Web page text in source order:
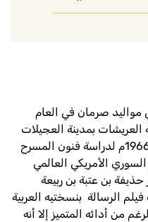
مواليد صرمان في العام
العريشات بمدينة العجيلات
حصل على بعثة دراسية وسافر عام 1966م لدراسة فنون المسرح
المخرج السوري الأمريكي العالمي
بن عتبة بن ربيعة
الرسالة بنسختيه العربية
من أدائه المتميز إلا أنه